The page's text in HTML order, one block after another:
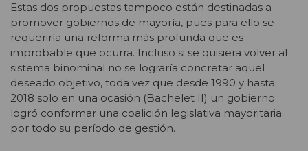
Estas dos propuestas tampoco están destinadas a
promover gobiernos de mayoría, pues para ello se
requeriría una reforma más profunda que es
improbable que ocurra. Incluso si se quisiera volver al
sistema binominal no se lograría concretar aquel
deseado objetivo, toda vez que desde 1990 y hasta
2018 solo en una ocasión (Bachelet II) un gobierno
logró conformar una coalición legislativa mayoritaria
por todo su período de gestión.